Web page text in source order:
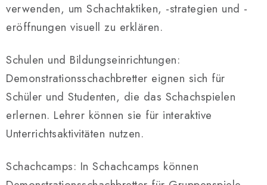
verwenden, um Schachtaktiken, -strategien und -
eröffnungen visuell zu erklären.
Schulen und Bildungseinrichtungen:
Demonstrationsschachbretter eignen sich für
Schüler und Studenten, die das Schachspielen
erlernen. Lehrer können sie für interaktive
Unterrichtsaktivitäten nutzen.
Schachcamps: In Schachcamps können